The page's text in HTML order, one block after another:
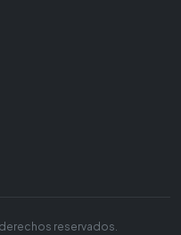
reservados.